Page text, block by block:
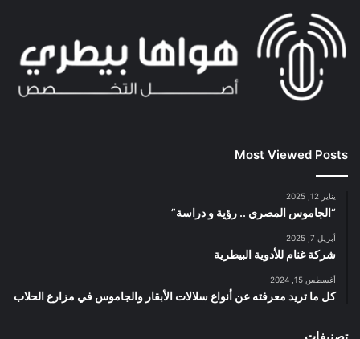
Most Viewed Posts
يناير 12, 2025
“الجاموس المصري .. رؤية و دراسة”
أبريل 7, 2025
شركة غنام للأدوية البيطرية
أغسطس 15, 2024
كل ما تريد معرفته عن أنواع سلالات الأبقار والجاموس في مزارع الحلاب